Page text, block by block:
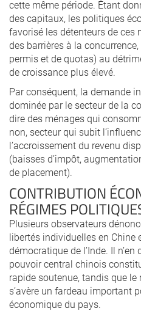
cette même période. Étant
des capitaux, les politiques
favorisé les détenteurs de ces
des barrières à la
permis et de quotas) au
de croissance plus élevé.
Par conséquent, la demande
dominée par le secteur de la
dire des ménages qui
non, secteur qui subit
l’accroissement du revenu
(baisses d’impôt,
de placement).
CONTRIBUTION
RÉGIMES
Plusieurs observateurs
libertés individuelles en Chine
démocratique de l’Inde. Il
pouvoir central chinois
rapide soutenue, tandis que
s’avère un fardeau important
économique du pays.